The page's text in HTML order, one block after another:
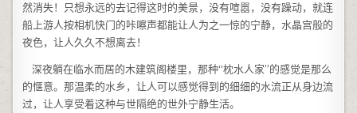
然消失！只想永远的去记得这时的美景，没有喧嚣，没有躁动，就连
船上游人按相机快门的咔嚓声都能让人为之一惊的宁静，水晶宫般的
夜色，让人久久不想离去！
深夜躺在临水而居的木建筑阁楼里，那种“枕水人家”的感觉是那么
的惬意。那温柔的水乡，让人可以感觉得到的细细的水流正从身边流
过，让人享受着这种与世隔绝的世外宁静生活。